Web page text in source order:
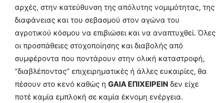
αρχές, στην κατεύθυνση της απόλυτης νομιμότητας, της
διαφάνειας και του σεβασμού στον αγώνα του
αγροτικού κόσμου να επιβιώσει και να αναπτυχθεί. Όλες
οι προσπάθειες στοχοποίησης και διαβολής από
συμφέροντα που ποντάρουν στην ολική καταστροφή,
“διαβλέποντας” επιχειρηματικές ή άλλες ευκαιρίες, θα
πέσουν στο κενό καθώς η GAIA ΕΠΙΧΕΙΡΕΙΝ δεν είχε
ποτέ καμία εμπλοκή σε καμία έκνομη ενέργεια.